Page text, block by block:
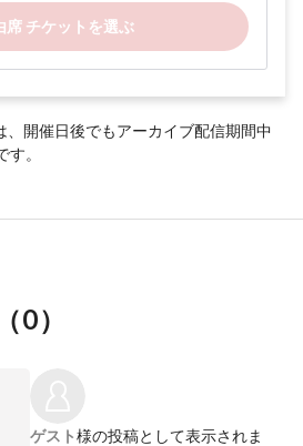
席 チケットを選ぶ
開催日後でもアーカイブ配信期間中
。
0）
ゲスト様の投稿として表示されま